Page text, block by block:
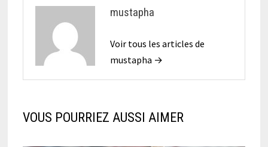
mustapha
Voir tous les articles de
mustapha →
VOUS POURRIEZ AUSSI AIMER